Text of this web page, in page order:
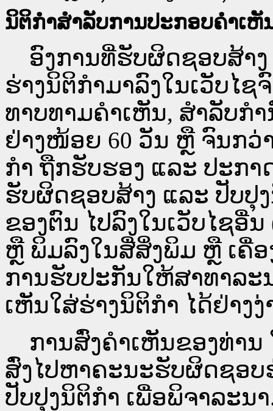
ນິຕິກຳສຳລັບການປະກອບຄຳເຫັ
ອົງການທີ່ຮັບຜິດຊອບສ້າງ
ຮ່າງນິຕິກຳມາລົງໃນ​ເວັບ​ໄ
ທາບທາມຄຳເຫັນ, ສໍາລັບກໍ
ຢ່າງໜ້ອຍ 60 ວັນ ຫຼື ຈົນກ
ກໍາ ຖືກຮັບຮອງ ແລະ ປະກ
ຮັບຜິດຊອບສ້າງ ແລະ ປັບປຸ
ຂອງຕົນ ໄປລົງໃນ​ເວັບ​ໄຊ​ອື່
ຫຼື ພິມລົງໃນສື່ສິ່ງພິມ ຫຼື ເຄື່
ການຮັບປະກັນໃຫ້ສາທາລະ
ເຫັນໃສ່ຮ່າງນິຕິກຳ ໄດ້ຢ່າງ
ການສົ່ງຄໍາເຫັນຂອງທ່ານ
ສົ່ງໄປຫາຄະນະຮັບຜິດຊອບ
ປັບປຸງນິຕິກຳ ເພື່ອພິຈາລະນ